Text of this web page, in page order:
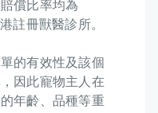
償比率均為
註冊獸醫診所。
的有效性及該個
因此寵物主人在
年齡、品種等重